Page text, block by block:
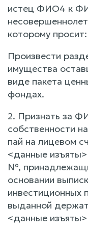
истец ФИО4 к
которому просит:
Произвести
имущества
виде пакета
фондах.
2. Признать за
собственности
пай на лицевом
<данные
№,
основании
инвестиционных
выданной
<данные